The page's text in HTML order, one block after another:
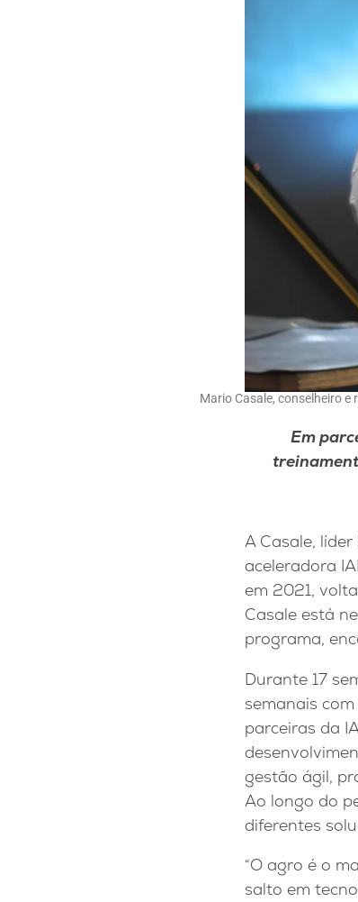
Mario Casale, conselheiro e
Em
A Casale,
aceleradora
em 2021,
Casale está
programa,
Durante 17
semanais
parceiras da
gestão ágil,
Ao longo do
diferentes
“O agro é o
salto em